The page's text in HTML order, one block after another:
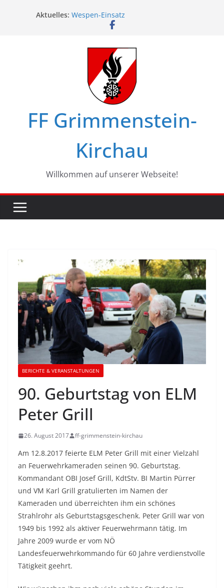
Aktuelles: Wespen-Einsatz
Glückwünsche zum 75. Geburtstag
Landesbewerbe in Zistersdorf
FF Grimmenstein-
Kirchau
Willkommen auf unserer Webseite!
BERICHTE & VERANSTALTUNGEN
90. Geburtstag von ELM
Peter Grill
26. August 2017 ff-grimmenstein-kirchau
Am 12.8.2017 feierte ELM Peter Grill mit einer Vielzahl
an Feuerwehrkameraden seinen 90. Geburtstag.
Kommandant OBI Josef Grill, KdtStv. BI Martin Pürrer
und VM Karl Grill gratulierten im Namen der
Kameraden und überreichten ihm ein schönes
Strahlrohr als Geburtstagsgeschenk. Peter Grill war von
1949 bis 1992 als aktiver Feuerwehrmann tätig. Im
Jahre 2009 wurde er vom NÖ
Landesfeuerwehrkommando für 60 Jahre verdienstvolle
Tätigkeit geehrt.